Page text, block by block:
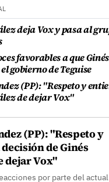
deja Vox y pasa al
favorables a que
gobierno de Teguise
(PP): "Respeto y
de dejar Vox"
(PP): "Respeto y
de Ginés
dejar Vox"
por parte del actual